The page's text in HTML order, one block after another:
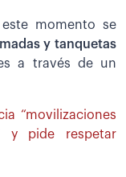
momento se
y tanquetas
a través de un
“movilizaciones
y pide respetar